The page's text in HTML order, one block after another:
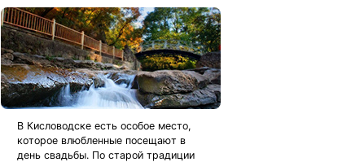
В Кисловодске есть особое место,
которое влюбленные посещают в
день свадьбы. По старой традиции